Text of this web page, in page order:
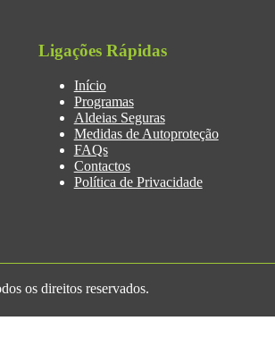
Ligações Rápidas
Início
Programas
Aldeias Seguras
Medidas de Autoproteção
FAQs
Contactos
Política de Privacidade
os direitos reservados.